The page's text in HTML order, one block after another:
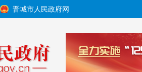
晋城市人民政府网